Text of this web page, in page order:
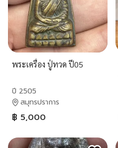
พระเครื่อง ปู่ทวด ปี05
ปี 2505
สมุทรปราการ
฿ 5,000